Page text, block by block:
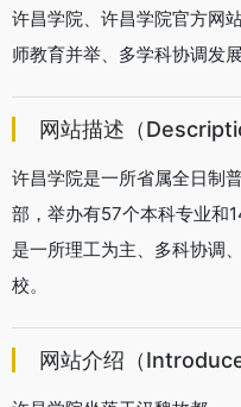
许昌学院、许昌学院官方网
师教育并举、多学科协调发
网站描述（
许昌学院是一所省属全日制
部，举办有57个本科专业和
是一所理工为主、多科协调
校。
网站介绍（